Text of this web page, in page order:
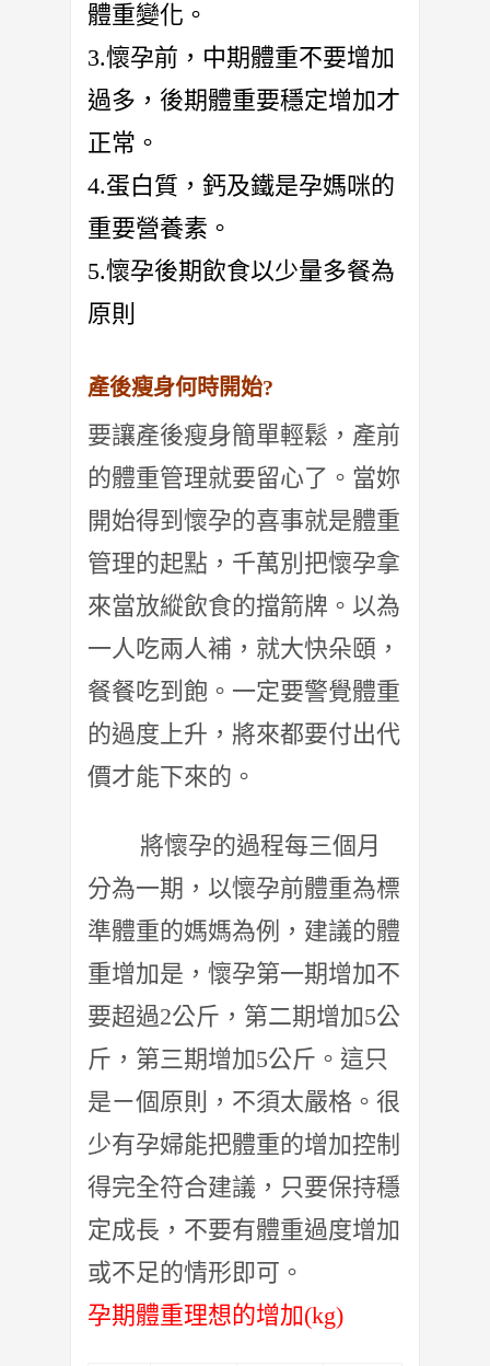
體重變化。
3.懷孕前，中期體重不要增加
過多，後期體重要穩定增加才
正常。
4.蛋白質，鈣及鐵是孕媽咪的
重要營養素。
5.懷孕後期飲食以少量多餐為
原則
產後瘦身何時開始?
要讓產後瘦身簡單輕鬆，產前
的體重管理就要留心了。 當妳
開始得到懷孕的喜事就是體重
管理的起點， 千萬別把懷孕拿
來當放縱飲食的擋箭牌。以為
一人吃兩人補， 就大快朵頤，
餐餐吃到飽。一定要警覺體重
的過度上升， 將來都要付出代
價才能下來的。
將懷孕的過程每三個月
分為一期， 以懷孕前體重為標
準體重的媽媽為例，建議的體
重增加是， 懷孕第一期增加不
要超過2公斤，第二期增加5公
斤， 第三期增加5公斤。這只
是ㄧ個原則，不須太嚴格。 很
少有孕婦能把體重的增加控制
得完全符合建議， 只要保持穩
定成長，不要有體重過度增加
或不足的情形即可。
孕期體重理想的增加(kg)